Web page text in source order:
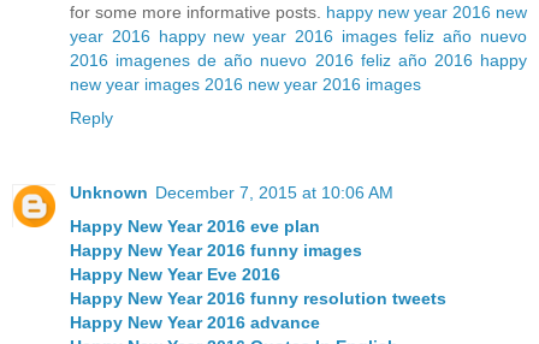
for some more informative posts. happy new year 2016 new
year 2016 happy new year 2016 images feliz año nuevo
2016 imagenes de año nuevo 2016 feliz año 2016 happy
new year images 2016 new year 2016 images
Reply
Unknown December 7, 2015 at 10:06 AM
Happy New Year 2016 eve plan
Happy New Year 2016 funny images
Happy New Year Eve 2016
Happy New Year 2016 funny resolution tweets
Happy New Year 2016 advance